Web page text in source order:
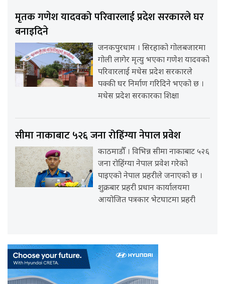
मृतक गणेश यादवको परिवारलाई प्रदेश सरकारले घर
बनाइदिने
जनकपुरधाम । सिरहाको गोलबजारमा
गोली लागेर मृत्यु भएका गणेश यादवको
परिवारलाई मधेस प्रदेश सरकारले
पक्की घर निर्माण गरिदिने भएको छ ।
मधेस प्रदेश सरकारका शिक्षा
सीमा नाकाबाट ५२६ जना रोहिंग्या नेपाल प्रवेश
काठमाडौँ । विभिन्न सीमा नाकाबाट ५२६
जना रोहिंग्या नेपाल प्रवेश गरेको
पाइएको नेपाल प्रहरीले जनाएको छ ।
शुक्रबार प्रहरी प्रधान कार्यालयमा
आयोजित पत्रकार भेटघाटमा प्रहरी